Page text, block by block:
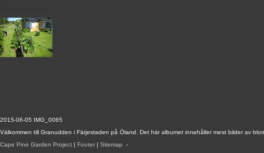
2015-06-05 IMG_0065
Välkommen till Granudden i Färjestaden på Öland. Det här albumet innehåller mest bilder av
Cape Pine Garden Project | Footer | Sitemap -